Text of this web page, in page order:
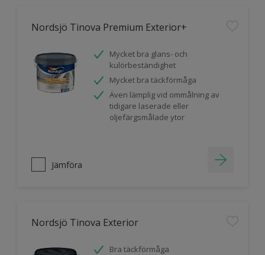
Nordsjö Tinova Premium Exterior+
Mycket bra glans- och
kulörbeständighet
Mycket bra täckförmåga
Även lämplig vid ommålning av
tidigare laserade eller
oljefärgsmålade ytor
Jämföra
Nordsjö Tinova Exterior
Bra täckförmåga